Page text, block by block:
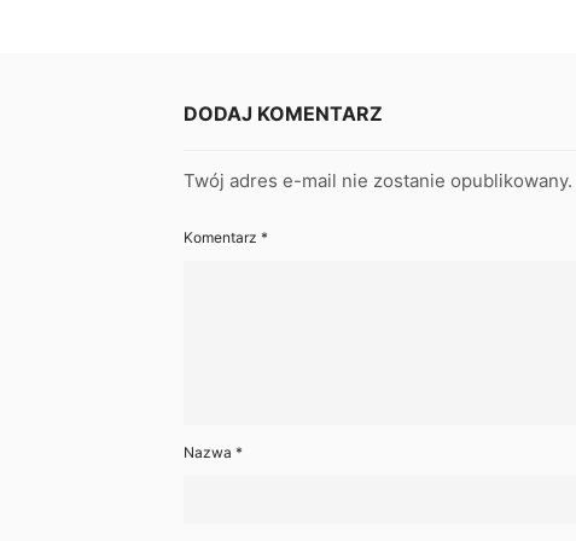
DODAJ KOMENTARZ
Twój adres e-mail nie zostanie opublikowany.
Komentarz *
Nazwa *